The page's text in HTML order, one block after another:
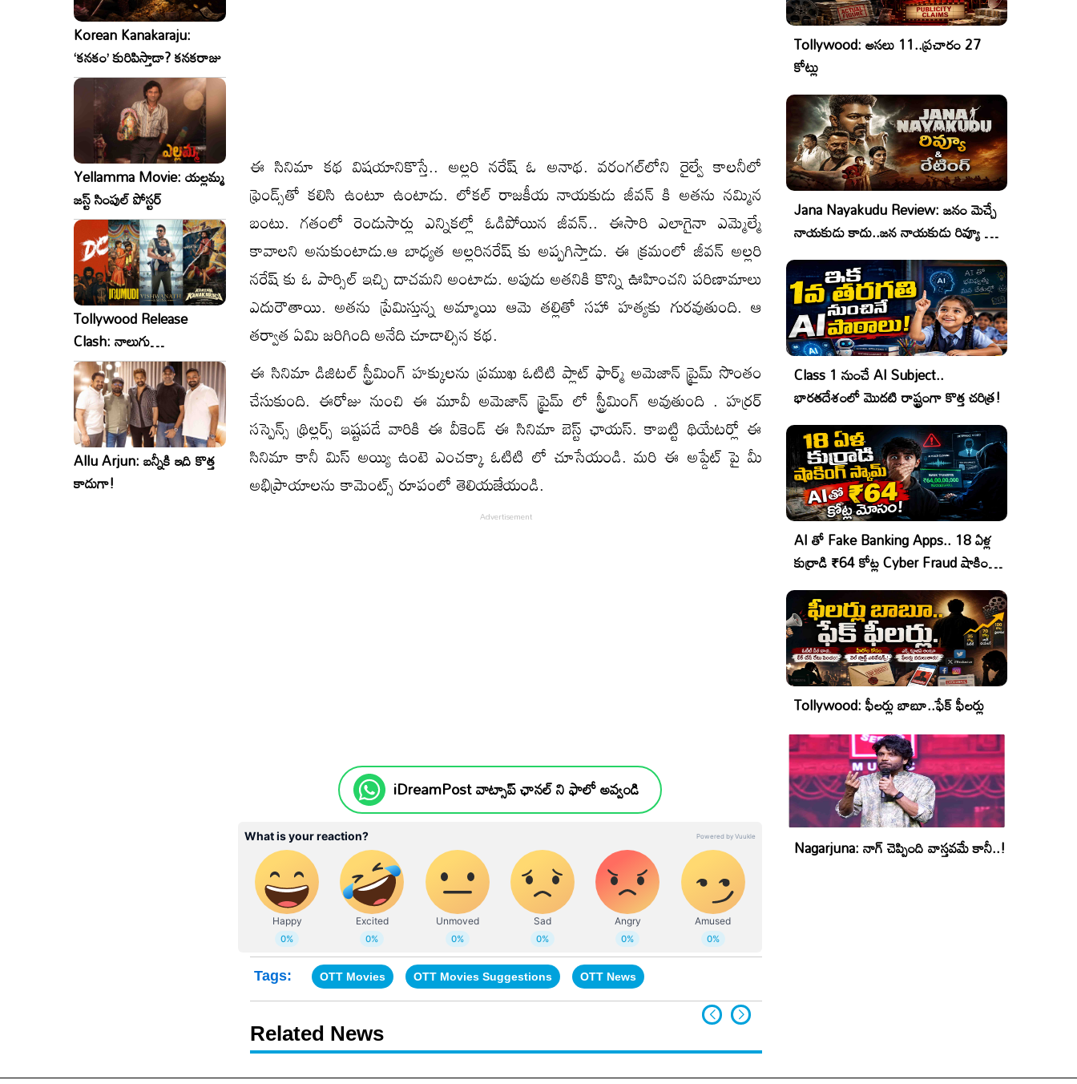
Korean Kanakaraju:
‘కనకం’ కురిపిస్తాడా? కనకరాజు
Yellamma Movie: యల్లమ్మ
జస్ట్ సింపుల్ పోస్టర్
Tollywood Release
Clash: నాలుగు
సినిమాలు..ఒకేసారి..ఎందుకో?
Allu Arjun: బన్నీకి ఇది కొత్త
కాదుగా!
ఈ సినిమా కథ విషయానికొస్తే.. అల్లరి నరేష్ ఓ అనాథ. వరంగల్‌లోని రైల్వే కాలనీలో
ఫ్రెండ్స్‌తో కలిసి ఉంటూ ఉంటాడు. లోకల్‌ రాజకీయ నాయకుడు జీవన్ కి అతను నమ్మిన
బంటు. గతంలో రెండుసార్లు ఎన్నికల్లో ఓడిపోయిన జీవన్.. ఈసారి ఎలాగైనా ఎమ్మెల్మే
కావాలని అనుకుంటాడు.ఆ బాధ్యత అల్లరినరేష్ కు అప్పగిస్తాడు. ఈ క్రమంలో జీవన్ అల్లరి
నరేష్ కు ఓ పార్సిల్ ఇచ్చి దాచమని అంటాడు. అపుడు అతనికి కొన్ని ఊహించని పరిణామాలు
ఎదురౌతాయి. అతను ప్రేమిస్తున్న అమ్మాయి ఆమె తల్లితో సహా హత్యకు గురవుతుంది. ఆ
తర్వాత ఏమి జరిగింది అనేది చూడాల్సిన కథ.
ఈ సినిమా డిజిటల్ స్ట్రీమింగ్ హక్కులను ప్రముఖ ఓటిటి ప్లాట్ ఫార్మ్ అమెజాన్ ప్రైమ్ సొంతం
చేసుకుంది. ఈరోజు నుంచి ఈ మూవీ అమెజాన్ ప్రైమ్ లో స్ట్రీమింగ్ అవుతుంది . హర్రర్
సస్పెన్స్ థ్రిల్లర్స్ ఇష్టపడే వారికి ఈ వీకెండ్ ఈ సినిమా బెస్ట్ ఛాయస్. కాబట్టి థియేటర్లో ఈ
సినిమా కానీ మిస్ అయ్యి ఉంటె ఎంచక్కా ఓటిటి లో చూసేయండి. మరి ఈ అప్డేట్ పై మీ
అభిప్రాయాలను కామెంట్స్ రూపంలో తెలియజేయండి.
iDreamPost వాట్సాప్ ఛానల్ ని ఫాలో అవ్వండి
Tags: OTT Movies OTT Movies Suggestions OTT News
Related News
Tollywood: అసలు 11..ప్రచారం 27
కోట్లు
Jana Nayakudu Review: జనం మెచ్చే
నాయకుడు కాదు..జన నాయకుడు రివ్యూ &
రేటింగ్!
Class 1 నుంచే AI Subject..
భారతదేశంలో మొదటి రాష్ట్రంగా కొత్త చరిత్ర!
AI తో Fake Banking Apps.. 18 ఏళ్ల
కుర్రాడి ₹64 కోట్ల Cyber Fraud షాకింగ్
ఆపరేషన్!
Tollywood: ఫీలర్లు బాబూ..ఫేక్ ఫీలర్లు
Nagarjuna: నాగ్ చెప్పింది వాస్తవమే కానీ..!